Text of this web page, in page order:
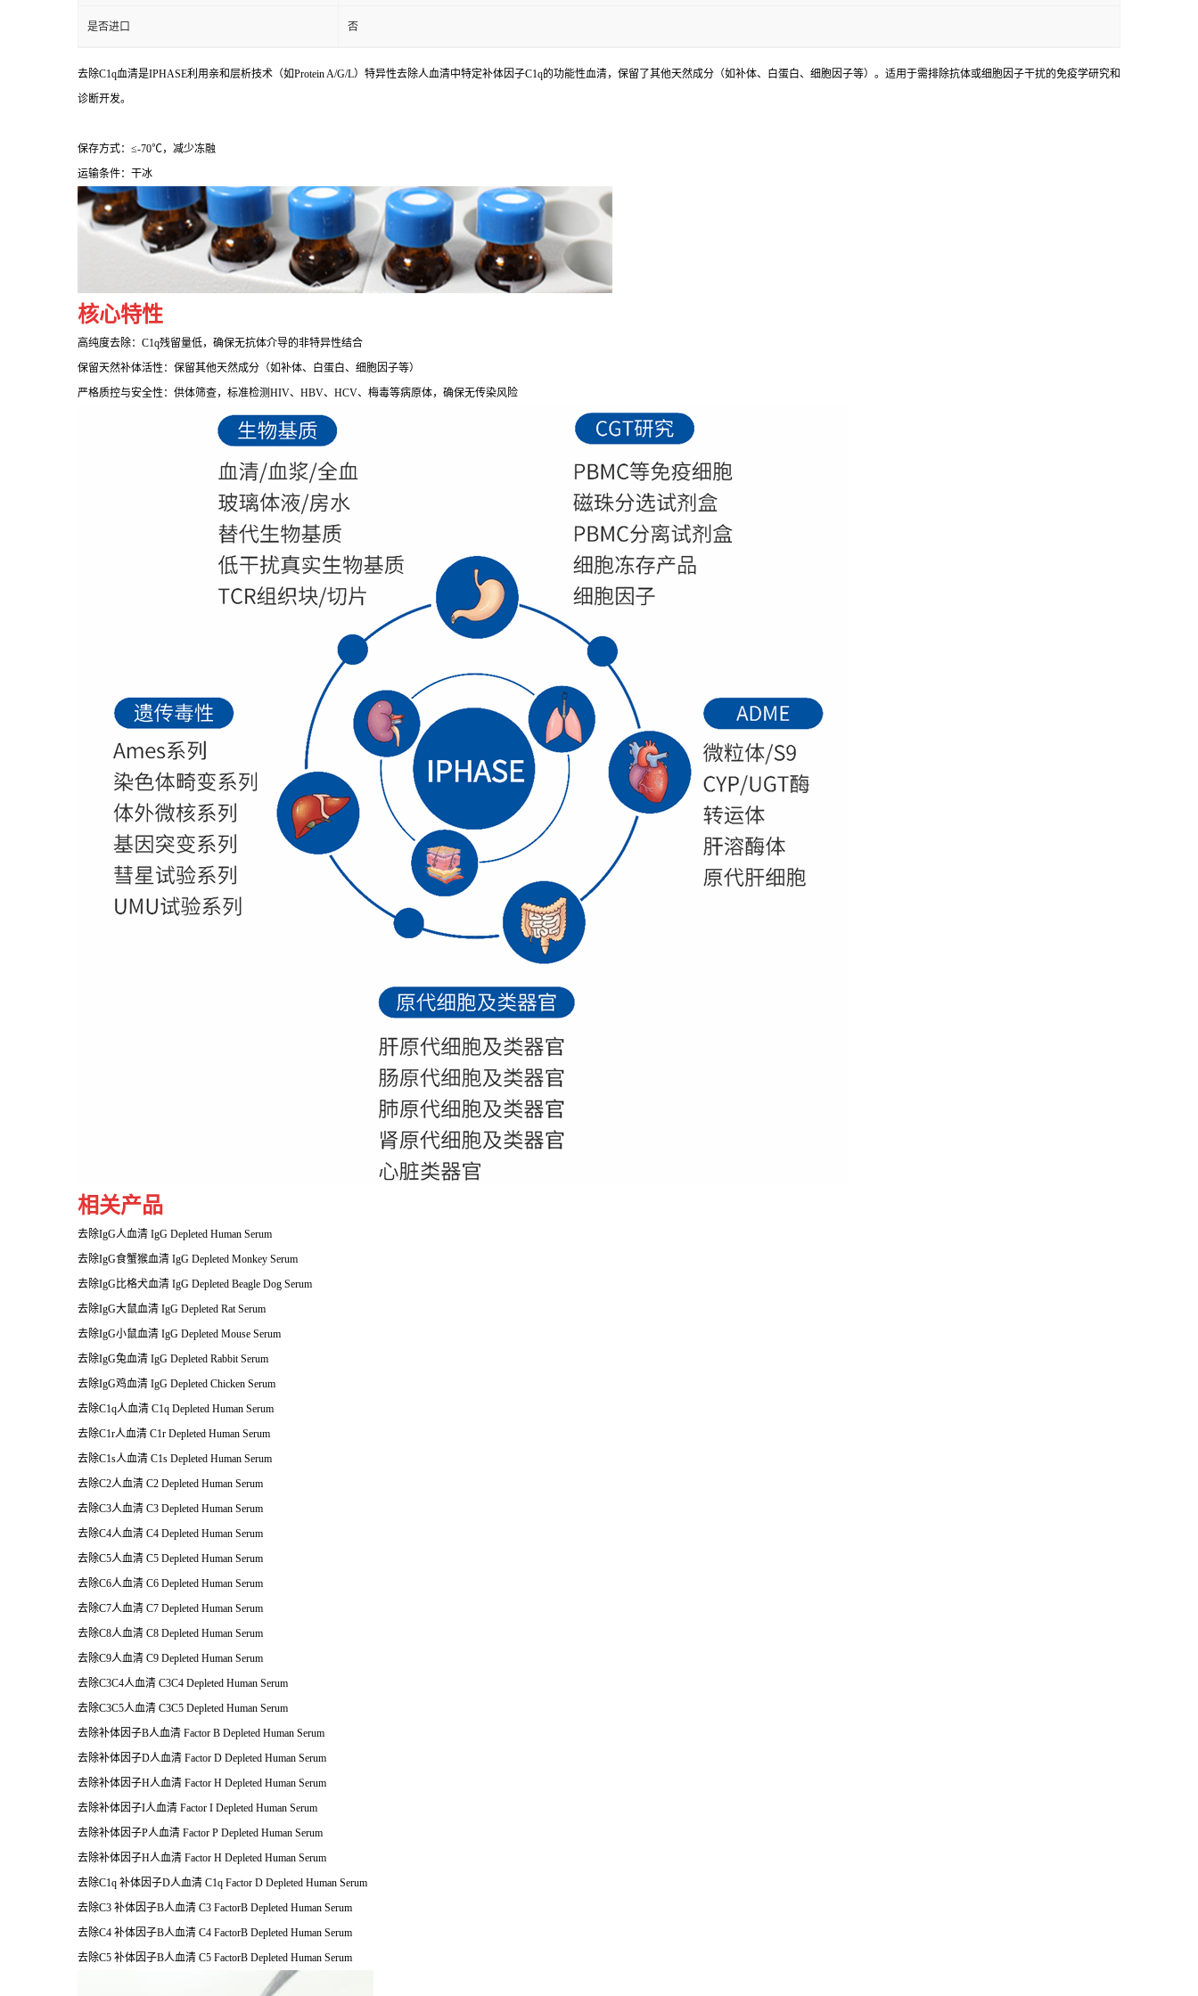
是否进口 否
去除C1q血清是IPHASE利用亲和层析技术（如Protein A/G/L）特异性去除人血清中特定补体因子C1q的功能性血清，保留了其他天然成分（如补体、白蛋白、细胞因子等）。适用于需排除抗体或细胞因子干扰的免疫学研究和
诊断开发。
保存方式：≤-70℃，减少冻融
运输条件：干冰
核心特性
高纯度去除：C1q残留量低，确保无抗体介导的非特异性结合
保留天然补体活性：保留其他天然成分（如补体、白蛋白、细胞因子等）
严格质控与安全性：供体筛查，标准检测HIV、HBV、HCV、梅毒等病原体，确保无传染风险
相关产品
去除IgG人血清 IgG Depleted Human Serum
去除IgG食蟹猴血清 IgG Depleted Monkey Serum
去除IgG比格犬血清 IgG Depleted Beagle Dog Serum
去除IgG大鼠血清 IgG Depleted Rat Serum
去除IgG小鼠血清 IgG Depleted Mouse Serum
去除IgG兔血清 IgG Depleted Rabbit Serum
去除IgG鸡血清 IgG Depleted Chicken Serum
去除C1q人血清 C1q Depleted Human Serum
去除C1r人血清 C1r Depleted Human Serum
去除C1s人血清 C1s Depleted Human Serum
去除C2人血清 C2 Depleted Human Serum
去除C3人血清 C3 Depleted Human Serum
去除C4人血清 C4 Depleted Human Serum
去除C5人血清 C5 Depleted Human Serum
去除C6人血清 C6 Depleted Human Serum
去除C7人血清 C7 Depleted Human Serum
去除C8人血清 C8 Depleted Human Serum
去除C9人血清 C9 Depleted Human Serum
去除C3C4人血清 C3C4 Depleted Human Serum
去除C3C5人血清 C3C5 Depleted Human Serum
去除补体因子B人血清 Factor B Depleted Human Serum
去除补体因子D人血清 Factor D Depleted Human Serum
去除补体因子H人血清 Factor H Depleted Human Serum
去除补体因子I人血清 Factor I Depleted Human Serum
去除补体因子P人血清 Factor P Depleted Human Serum
去除补体因子H人血清 Factor H Depleted Human Serum
去除C1q 补体因子D人血清 C1q Factor D Depleted Human Serum
去除C3 补体因子B人血清 C3 FactorB Depleted Human Serum
去除C4 补体因子B人血清 C4 FactorB Depleted Human Serum
去除C5 补体因子B人血清 C5 FactorB Depleted Human Serum